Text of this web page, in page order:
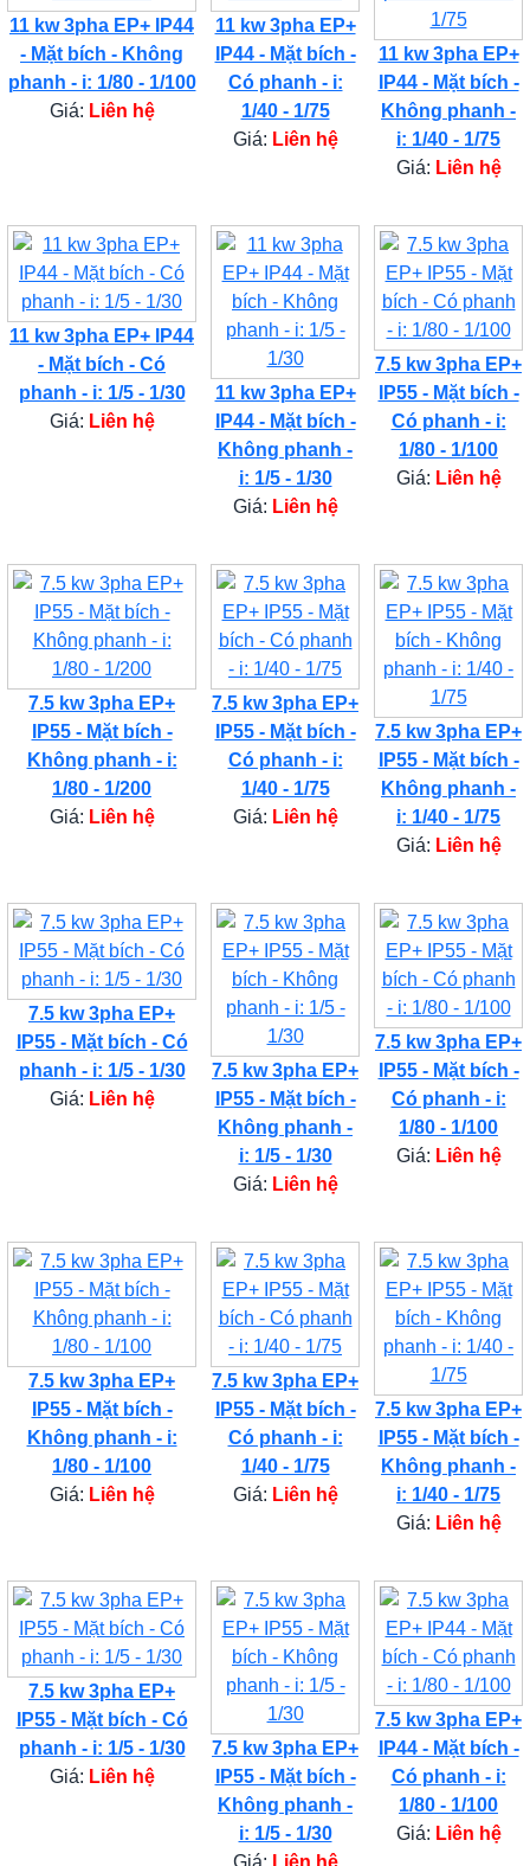
11 kw 3pha EP+ IP44
- Mặt bích - Không
phanh - i: 1/80 - 1/100
Giá: Liên hệ
11 kw 3pha EP+
IP44 - Mặt bích -
Có phanh - i:
1/40 - 1/75
Giá: Liên hệ
11 kw 3pha EP+
IP44 - Mặt bích -
Không phanh -
i: 1/40 - 1/75
Giá: Liên hệ
11 kw 3pha EP+ IP44
- Mặt bích - Có
phanh - i: 1/5 - 1/30
Giá: Liên hệ
11 kw 3pha EP+
IP44 - Mặt bích -
Không phanh -
i: 1/5 - 1/30
Giá: Liên hệ
7.5 kw 3pha EP+
IP55 - Mặt bích -
Có phanh - i:
1/80 - 1/100
Giá: Liên hệ
7.5 kw 3pha EP+
IP55 - Mặt bích -
Không phanh - i:
1/80 - 1/200
Giá: Liên hệ
7.5 kw 3pha EP+
IP55 - Mặt bích -
Có phanh - i:
1/40 - 1/75
Giá: Liên hệ
7.5 kw 3pha EP+
IP55 - Mặt bích -
Không phanh -
i: 1/40 - 1/75
Giá: Liên hệ
7.5 kw 3pha EP+
IP55 - Mặt bích - Có
phanh - i: 1/5 - 1/30
Giá: Liên hệ
7.5 kw 3pha EP+
IP55 - Mặt bích -
Không phanh -
i: 1/5 - 1/30
Giá: Liên hệ
7.5 kw 3pha EP+
IP55 - Mặt bích -
Có phanh - i:
1/80 - 1/100
Giá: Liên hệ
7.5 kw 3pha EP+
IP55 - Mặt bích -
Không phanh - i:
1/80 - 1/100
Giá: Liên hệ
7.5 kw 3pha EP+
IP55 - Mặt bích -
Có phanh - i:
1/40 - 1/75
Giá: Liên hệ
7.5 kw 3pha EP+
IP55 - Mặt bích -
Không phanh -
i: 1/40 - 1/75
Giá: Liên hệ
7.5 kw 3pha EP+
IP55 - Mặt bích - Có
phanh - i: 1/5 - 1/30
Giá: Liên hệ
7.5 kw 3pha EP+
IP55 - Mặt bích -
Không phanh -
i: 1/5 - 1/30
Giá:
Liên hệ
7.5 kw 3pha EP+
IP44 - Mặt bích -
Có phanh - i:
1/80 - 1/100
Giá: Liên hệ